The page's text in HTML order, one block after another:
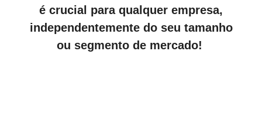
é crucial para qualquer empresa,
independentemente do seu tamanho
ou segmento de mercado!